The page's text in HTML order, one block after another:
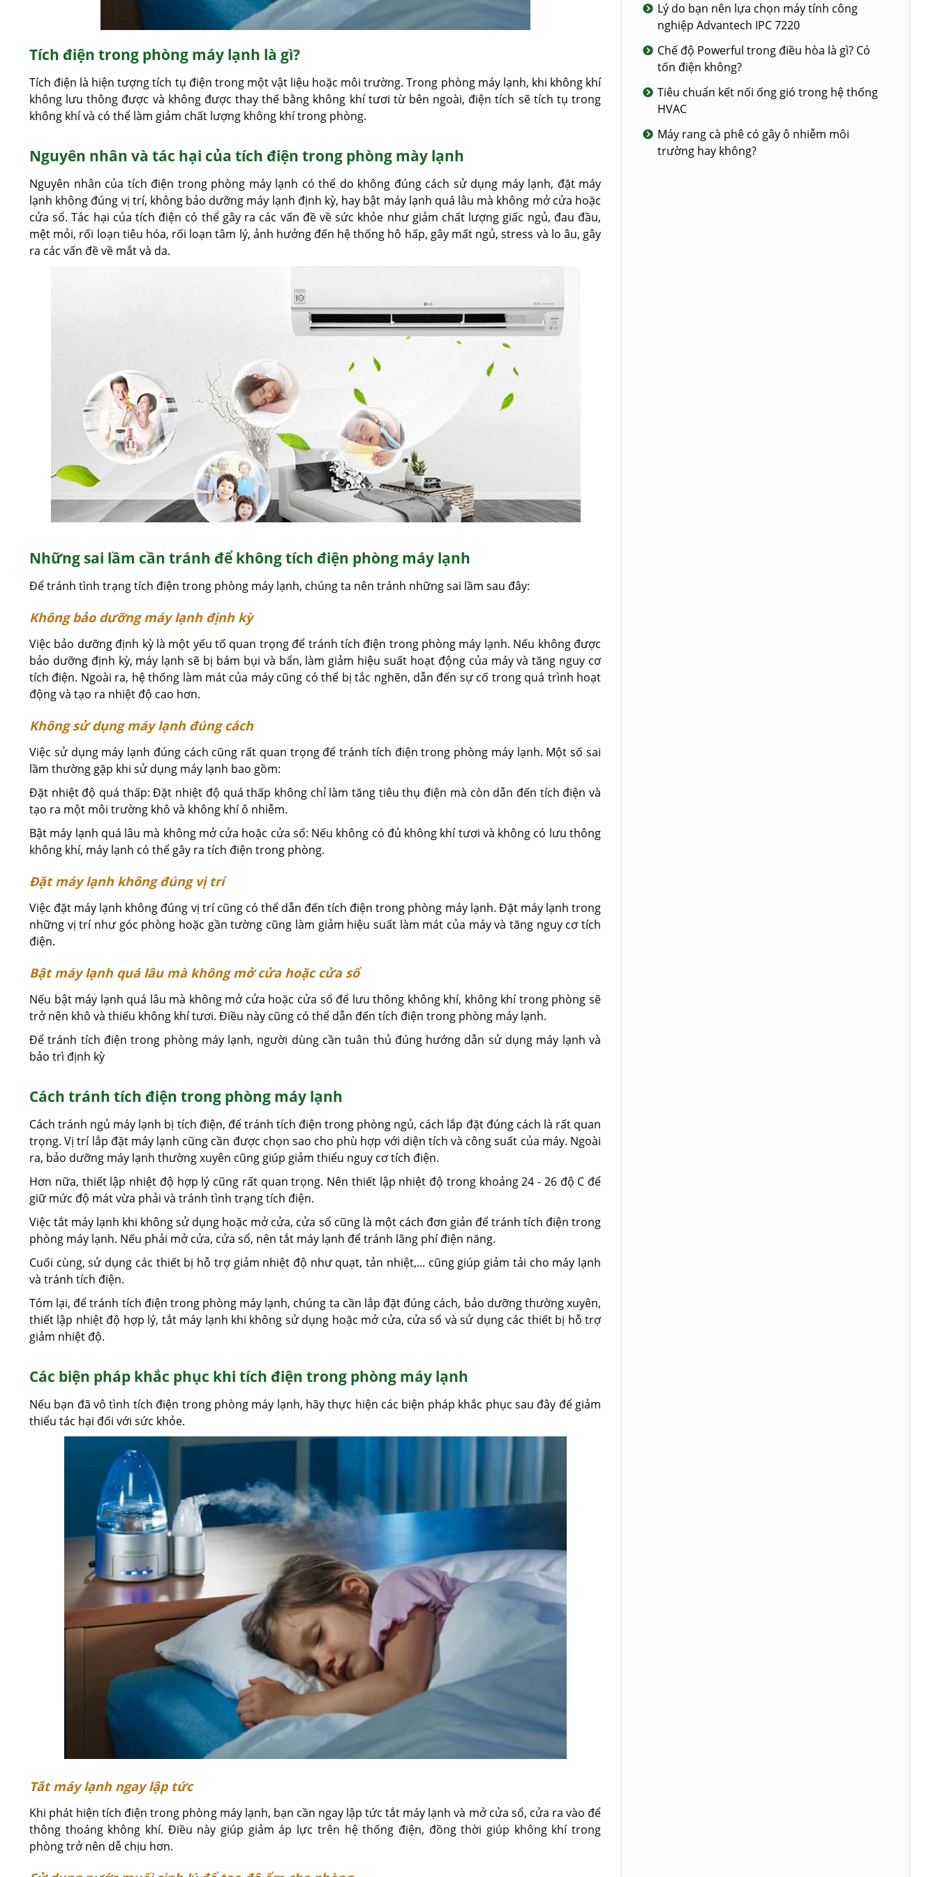
Tích điện trong phòng máy lạnh là gì?
Tích điện là hiện tượng tích tụ điện trong một vật liệu hoặc môi trường. Trong phòng máy lạnh, khi không khí
không lưu thông được và không được thay thế bằng không khí tươi từ bên ngoài, điện tích sẽ tích tụ trong
không khí và có thể làm giảm chất lượng không khí trong phòng.
Nguyên nhân và tác hại của tích điện trong phòng mày lạnh
Nguyên nhân của tích điện trong phòng máy lạnh có thể do không đúng cách sử dụng máy lạnh, đặt máy
lạnh không đúng vị trí, không bảo dưỡng máy lạnh định kỳ, hay bật máy lạnh quá lâu mà không mở cửa hoặc
cửa sổ. Tác hại của tích điện có thể gây ra các vấn đề về sức khỏe như giảm chất lượng giấc ngủ, đau đầu,
mệt mỏi, rối loạn tiêu hóa, rối loạn tâm lý, ảnh hưởng đến hệ thống hô hấp, gây mất ngủ, stress và lo âu, gây
ra các vấn đề về mắt và da.
Những sai lầm cần tránh để không tích điện phòng máy lạnh
Để tránh tình trạng tích điện trong phòng máy lạnh, chúng ta nên tránh những sai lầm sau đây:
Không bảo dưỡng máy lạnh định kỳ
Việc bảo dưỡng định kỳ là một yếu tố quan trọng để tránh tích điện trong phòng máy lạnh. Nếu không được
bảo dưỡng định kỳ, máy lạnh sẽ bị bám bụi và bẩn, làm giảm hiệu suất hoạt động của máy và tăng nguy cơ
tích điện. Ngoài ra, hệ thống làm mát của máy cũng có thể bị tắc nghẽn, dẫn đến sự cố trong quá trình hoạt
động và tạo ra nhiệt độ cao hơn.
Không sử dụng máy lạnh đúng cách
Việc sử dụng máy lạnh đúng cách cũng rất quan trọng để tránh tích điện trong phòng máy lạnh. Một số sai
lầm thường gặp khi sử dụng máy lạnh bao gồm:
Đặt nhiệt độ quá thấp: Đặt nhiệt độ quá thấp không chỉ làm tăng tiêu thụ điện mà còn dẫn đến tích điện và
tạo ra một môi trường khô và không khí ô nhiễm.
Bật máy lạnh quá lâu mà không mở cửa hoặc cửa sổ: Nếu không có đủ không khí tươi và không có lưu thông
không khí, máy lạnh có thể gây ra tích điện trong phòng.
Đặt máy lạnh không đúng vị trí
Việc đặt máy lạnh không đúng vị trí cũng có thể dẫn đến tích điện trong phòng máy lạnh. Đặt máy lạnh trong
những vị trí như góc phòng hoặc gần tường cũng làm giảm hiệu suất làm mát của máy và tăng nguy cơ tích
điện.
Bật máy lạnh quá lâu mà không mở cửa hoặc cửa sổ
Nếu bật máy lạnh quá lâu mà không mở cửa hoặc cửa sổ để lưu thông không khí, không khí trong phòng sẽ
trở nên khô và thiếu không khí tươi. Điều này cũng có thể dẫn đến tích điện trong phòng máy lạnh.
Để tránh tích điện trong phòng máy lạnh, người dùng cần tuân thủ đúng hướng dẫn sử dụng máy lạnh và
bảo trì định kỳ
Cách tránh tích điện trong phòng máy lạnh
Cách tránh ngủ máy lạnh bị tích điện, để tránh tích điện trong phòng ngủ, cách lắp đặt đúng cách là rất quan
trọng. Vị trí lắp đặt máy lạnh cũng cần được chọn sao cho phù hợp với diện tích và công suất của máy. Ngoài
ra, bảo dưỡng máy lạnh thường xuyên cũng giúp giảm thiểu nguy cơ tích điện.
Hơn nữa, thiết lập nhiệt độ hợp lý cũng rất quan trọng. Nên thiết lập nhiệt độ trong khoảng 24 - 26 độ C để
giữ mức độ mát vừa phải và tránh tình trạng tích điện.
Việc tắt máy lạnh khi không sử dụng hoặc mở cửa, cửa sổ cũng là một cách đơn giản để tránh tích điện trong
phòng máy lạnh. Nếu phải mở cửa, cửa sổ, nên tắt máy lạnh để tránh lãng phí điện năng.
Cuối cùng, sử dụng các thiết bị hỗ trợ giảm nhiệt độ như quạt, tản nhiệt,... cũng giúp giảm tải cho máy lạnh
và tránh tích điện.
Tóm lại, để tránh tích điện trong phòng máy lạnh, chúng ta cần lắp đặt đúng cách, bảo dưỡng thường xuyên,
thiết lập nhiệt độ hợp lý, tắt máy lạnh khi không sử dụng hoặc mở cửa, cửa sổ và sử dụng các thiết bị hỗ trợ
giảm nhiệt độ.
Các biện pháp khắc phục khi tích điện trong phòng máy lạnh
Nếu bạn đã vô tình tích điện trong phòng máy lạnh, hãy thực hiện các biện pháp khắc phục sau đây để giảm
thiểu tác hại đối với sức khỏe.
Tắt máy lạnh ngay lập tức
Khi phát hiện tích điện trong phòng máy lạnh, bạn cần ngay lập tức tắt máy lạnh và mở cửa sổ, cửa ra vào để
thông thoáng không khí. Điều này giúp giảm áp lực trên hệ thống điện, đồng thời giúp không khí trong
phòng trở nên dễ chịu hơn.
Lý do bạn nên lựa chọn máy tính công
nghiệp Advantech IPC 7220
Chế độ Powerful trong điều hòa là gì? Có
tốn điện không?
Tiêu chuẩn kết nối ống gió trong hệ thống
HVAC
Máy rang cà phê có gây ô nhiễm môi
trường hay không?